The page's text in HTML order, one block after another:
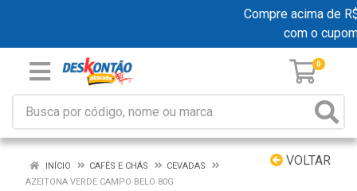
Compre acima de
com o
0
VOLTAR
INÍCIO CAFÉS E CHÁS
CEVADAS
AZEITONA VERDE CAMPO BELO 80G